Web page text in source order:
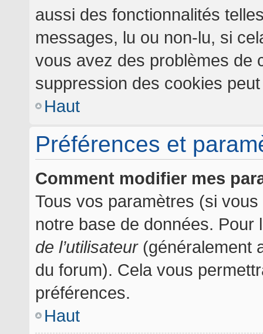
aussi des fonctionnalités
messages, lu ou non-lu, si
vous avez des problèmes de
suppression des cookies
Haut
Préférences et
Comment modifier mes
Tous vos paramètres (si
notre base de données.
de l’utilisateur(généralement
du forum). Cela vous
préférences.
Haut